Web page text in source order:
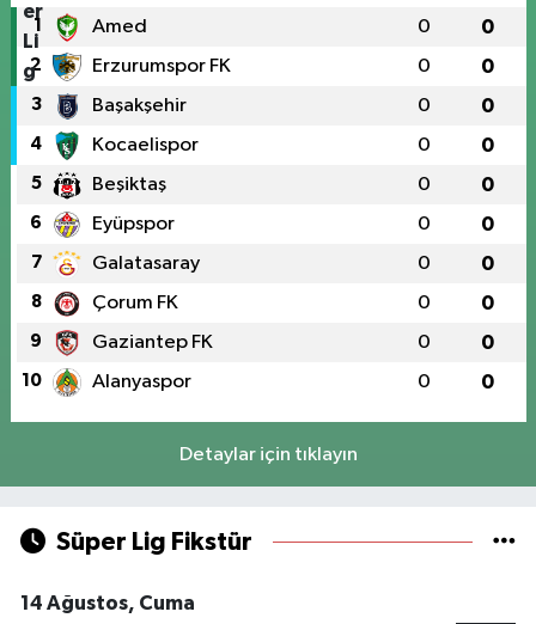
1 Amed 0 0
2 Erzurumspor FK 0 0
3 Başakşehir 0 0
4 Kocaelispor 0 0
5 Beşiktaş 0 0
6 Eyüpspor 0 0
7 Galatasaray 0 0
8 Çorum FK 0 0
9 Gaziantep FK 0 0
10 Alanyaspor 0 0
Detaylar için tıklayın
Süper Lig Fikstür
14 Ağustos, Cuma